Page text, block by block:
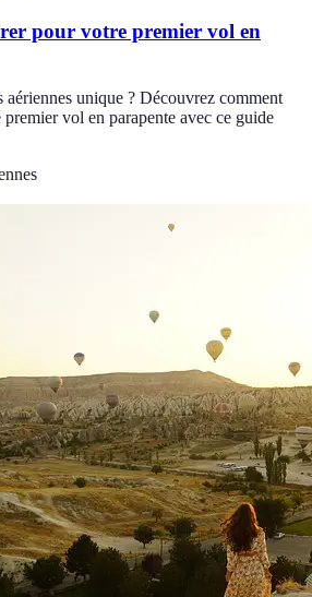
pour votre premier vol en
aériennes unique ? Découvrez comment
vol en parapente avec ce guide